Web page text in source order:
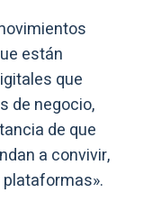
están
que
de negocio,
de que
a convivir,